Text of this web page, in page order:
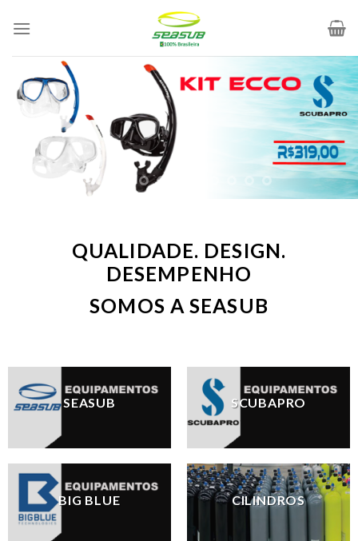
QUALIDADE. DESIGN.
DESEMPENHO
SOMOS A SEASUB
SEASUB SCUBAPRO
BIG BLUE CILINDROS